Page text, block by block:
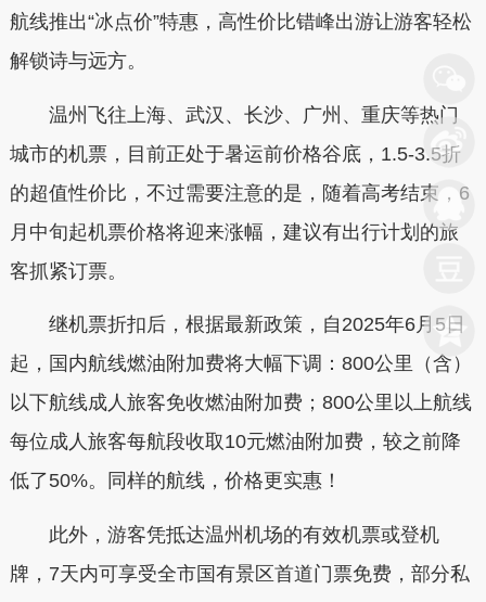
航线推出“冰点价”特惠，高性价比错峰出游让游客轻松
解锁诗与远方。
温州飞往上海、武汉、长沙、广州、重庆等热门
城市的机票，目前正处于暑运前价格谷底，1.5-3.5折
的超值性价比，不过需要注意的是，随着高考结束，6
月中旬起机票价格将迎来涨幅，建议有出行计划的旅
客抓紧订票。
继机票折扣后，根据最新政策，自2025年6月5日
起，国内航线燃油附加费将大幅下调：800公里（含）
以下航线成人旅客免收燃油附加费；800公里以上航线
每位成人旅客每航段收取10元燃油附加费，较之前降
低了50%。同样的航线，价格更实惠！
此外，游客凭抵达温州机场的有效机票或登机
牌，7天内可享受全市国有景区首道门票免费，部分私